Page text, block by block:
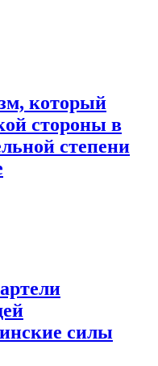
который
стороны в
степени
силы